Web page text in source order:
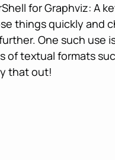
for Graphviz: A
things quickly and
One such use
of textual formats
that out!